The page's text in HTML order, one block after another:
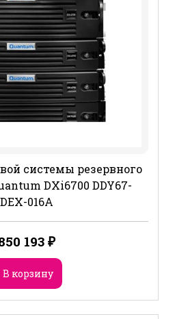
системы резервного
DXi6700 DDY67-
016A
193 ₽
В корзину